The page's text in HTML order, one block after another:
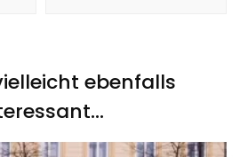
ebenfalls